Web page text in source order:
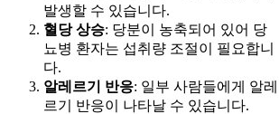
발생할 수 있습니다.
혈당 상승: 당분이 농축되어 있어 당
뇨병 환자는 섭취량 조절이 필요합니
다.
알레르기 반응: 일부 사람들에게 알레
르기 반응이 나타날 수 있습니다.